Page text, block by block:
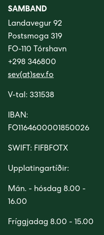
SAMBAND
Landavegur 92
Postsmoga 319
FO-110 Tórshavn
+298 346800
sev(at)sev.fo
V-tal: 331538
IBAN:
FO1164600001850026
SWIFT: FIFBFOTX
Upplatingartíðir:
Mán. - hósdag 8.00 -
16.00
Fríggjadag 8.00 - 15.00